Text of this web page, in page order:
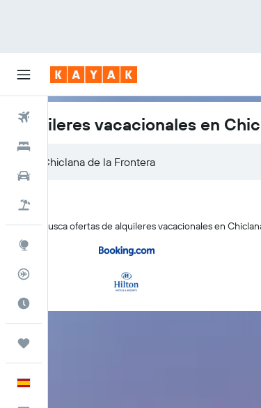
Vuelos
Alquileres vacacionales en
KAYAK busca ofertas de alquileres vacacionales en